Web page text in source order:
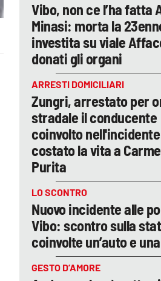
Vibo, non ce l’ha fatta
Minasi: morta la
investita su viale
donati gli organi
ARRESTI DOMICILIARI
Zungri, arrestato per
stradale il conducente
coinvolto nell'incidente
costato la vita a
Purita
LO SCONTRO
Nuovo incidente alle
Vibo: scontro sulla
coinvolte un’auto e
GESTO D’AMORE